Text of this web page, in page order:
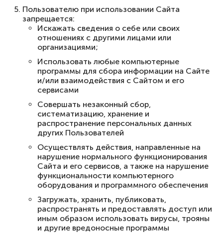
Пользователю при использовании Сайта
запрещается:
Искажать сведения о себе или своих
отношениях с другими лицами или
организациями;
Использовать любые компьютерные
программы для сбора информации на Сайте
и/или взаимодействия с Сайтом и его
сервисами
Совершать незаконный сбор,
систематизацию, хранение и
распространение персональных данных
других Пользователей
Осуществлять действия, направленные на
нарушение нормального функционирования
Сайта и его сервисов, а также на нарушение
функциональности компьютерного
оборудования и программного обеспечения
Загружать, хранить, публиковать,
распространять и предоставлять доступ или
иным образом использовать вирусы, трояны
и другие вредоносные программы